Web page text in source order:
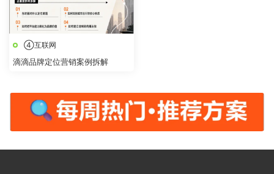
④互联网
滴滴品牌定位营销案例拆解